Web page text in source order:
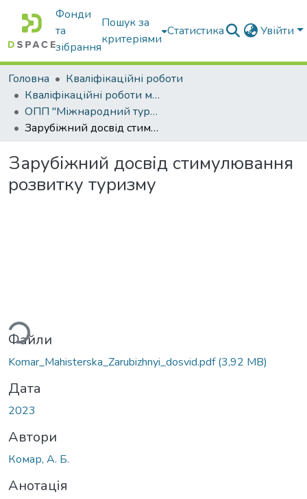
Фонди
та
зібрання
Пошук за
критеріями
Статистика Увійти
Головна
Кваліфікаційні роботи
Кваліфікаційні роботи магістрів
ОПП "Міжнародний туристичний бізнес"
Зарубіжний досвід стимулювання розвитку туризму
Зарубіжний досвід стимулювання
розвитку туризму
Файли
Komar_Mahisterska_Zarubizhnyi_dosvid.pdf(3,92 MB)
Дата
2023
Автори
Комар, А. Б.
Анотація